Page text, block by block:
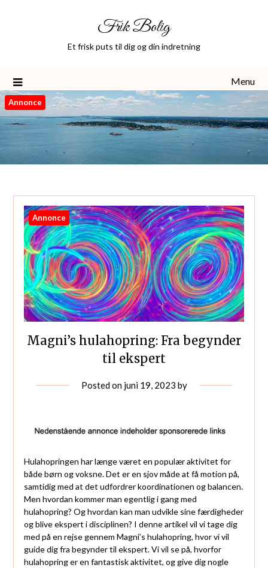
Frik Bolig
Et frisk puts til dig og din indretning
Menu
Annonce
Annonce
Magni’s hulahopring: Fra begynder
til ekspert
Posted on juni 19, 2023 by
Hulahopringen har længe været en populær aktivitet for
både børn og voksne. Det er en sjov måde at få motion på,
samtidig med at det udfordrer koordinationen og balancen.
Men hvordan kommer man egentlig i gang med
hulahopring? Og hvordan kan man udvikle sine færdigheder
og blive ekspert i disciplinen? I denne artikel vil vi tage dig
med på en rejse gennem Magni’s hulahopring, hvor vi vil
guide dig fra begynder til ekspert. Vi vil se på, hvorfor
hulahopring er en fantastisk aktivitet, og give dig nogle